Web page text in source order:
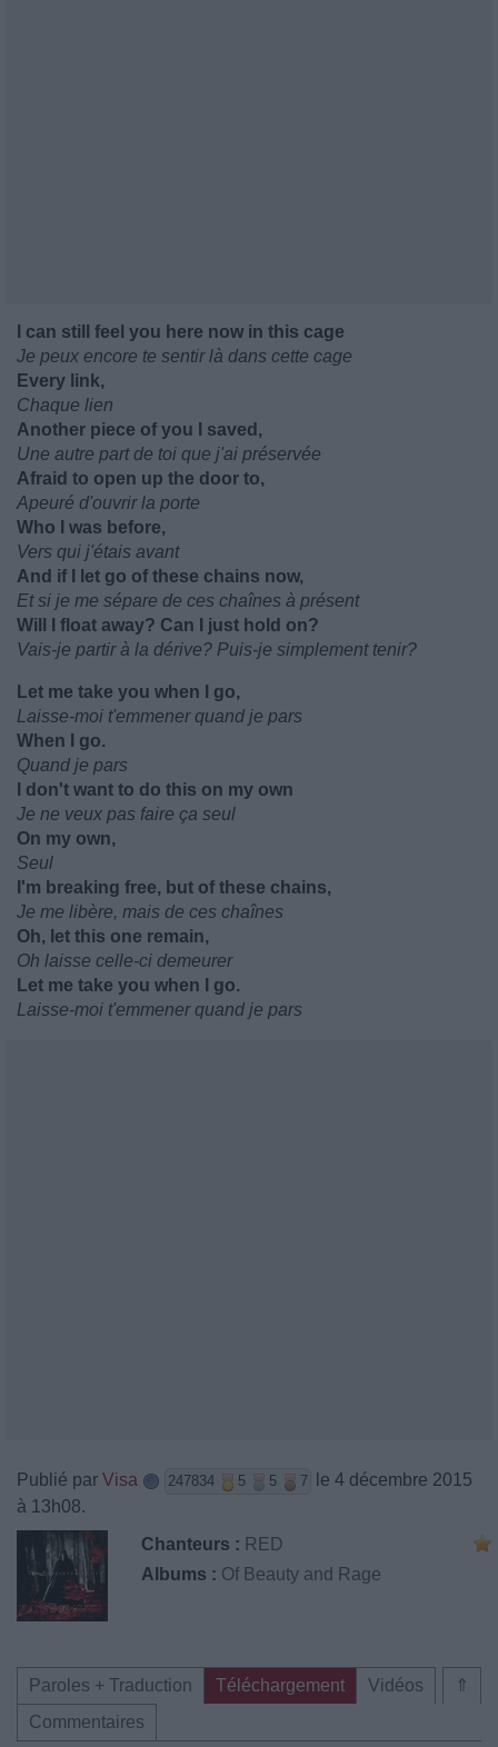
I can still feel you here now in this cage
Je peux encore te sentir là dans cette cage
Every link,
Chaque lien
Another piece of you I saved,
Une autre part de toi que j'ai préservée
Afraid to open up the door to,
Apeuré d'ouvrir la porte
Who I was before,
Vers qui j'étais avant
And if I let go of these chains now,
Et si je me sépare de ces chaînes à présent
Will I float away? Can I just hold on?
Vais-je partir à la dérive? Puis-je simplement tenir?
Let me take you when I go,
Laisse-moi t'emmener quand je pars
When I go.
Quand je pars
I don't want to do this on my own
Je ne veux pas faire ça seul
On my own,
Seul
I'm breaking free, but of these chains,
Je me libère, mais de ces chaînes
Oh, let this one remain,
Oh laisse celle-ci demeurer
Let me take you when I go.
Laisse-moi t'emmener quand je pars
Publié par Visa 247834 5 5 7
le 4 décembre 2015
à 13h08.
Chanteurs : RED
Albums : Of Beauty and Rage
⇑
Paroles + Traduction Téléchargement
Vidéos
Commentaires